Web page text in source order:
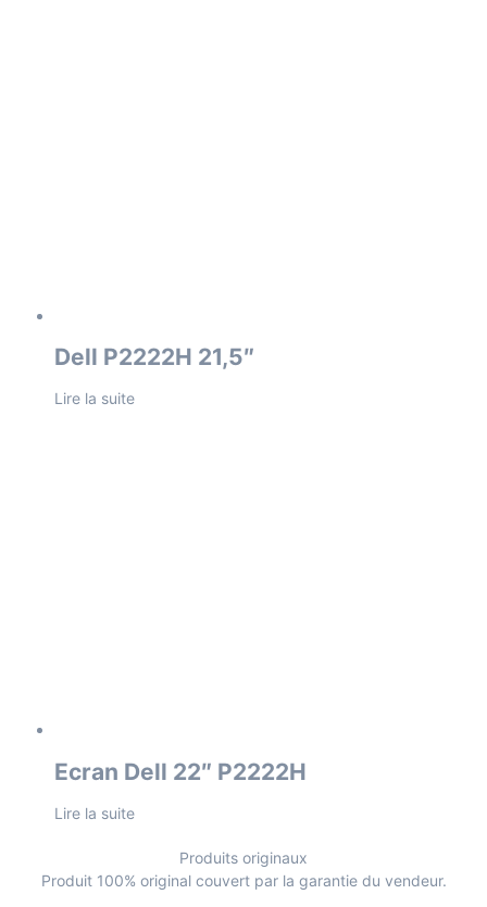
Dell P2222H 21,5″
Lire la suite
Ecran Dell 22″ P2222H
Lire la suite
Produits originaux
Produit 100% original couvert par la garantie du vendeur.